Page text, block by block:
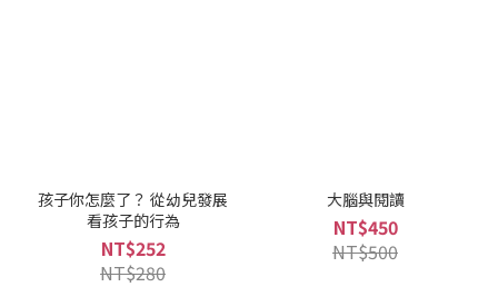
孩子你怎麼了？ 從幼兒發展
看孩子的行為
NT$252
NT$280
大腦與閱讀
NT$450
NT$500